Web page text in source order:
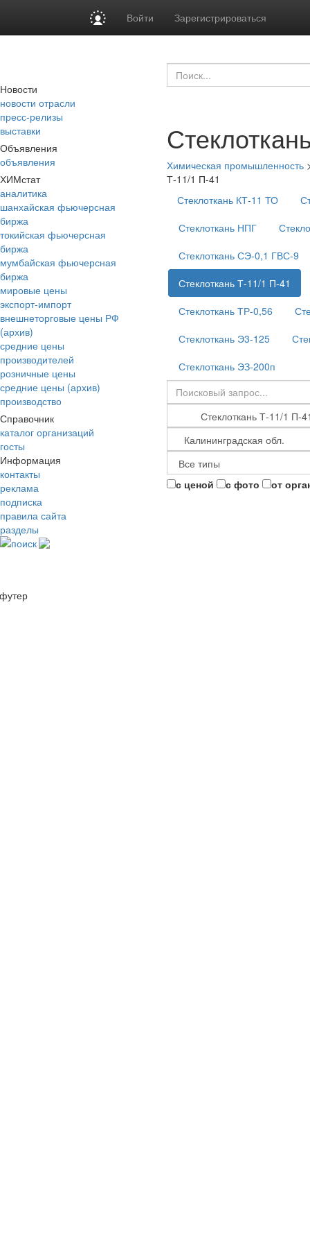
Войти Зарегистрироваться
Новости
новости отрасли
пресс-релизы
выставки
Объявления
объявления
ХИМстат
аналитика
шанхайская фьючерсная
биржа
токийская фьючерсная
биржа
мумбайская фьючерсная
биржа
мировые цены
экспорт-импорт
внешнеторговые цены РФ
(архив)
средние цены
производителей
розничные цены
средние цены (архив)
производство
Справочник
каталог организаций
госты
Информация
контакты
реклама
подписка
правила сайта
разделы
поиск
Химическая промышленность
Т-11/1 П-41
Стеклоткань КТ-11 ТО
Стеклоткань НПГ
Стеклоткань СЭ-0,1 ГВС-9
Стеклоткань Т-11/1 П-41
Стеклоткань ТР-0,56
Стеклоткань Э3-125
Стеклоткань ЭЗ-200п
с ценой с фото от
футер